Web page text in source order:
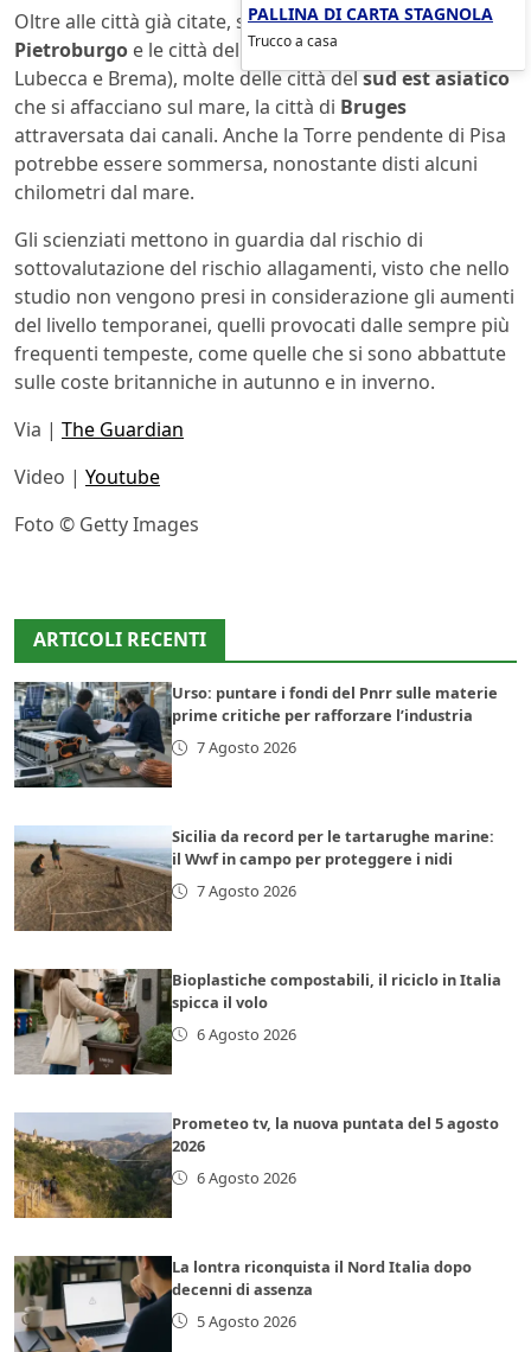
Oltre alle città già citate, sarebbero a rischio ancheSan
Pietroburgo e le città della Lega Anseatica (Amburgo,
Lubecca e Brema), molte delle città delsud est asiatico
che si affacciano sul mare, la città di Bruges
attraversata dai canali. Anche la Torre pendente di Pisa
potrebbe essere sommersa, nonostante disti alcuni
chilometri dal mare.
Gli scienziati mettono in guardia dal rischio di
sottovalutazione del rischio allagamenti, visto che nello
studio non vengono presi in considerazione gli aumenti
del livello temporanei, quelli provocati dalle sempre più
frequenti tempeste, come quelle che si sono abbattute
sulle coste britanniche in autunno e in inverno.
Via | The Guardian
Video | Youtube
Foto © Getty Images
ARTICOLI RECENTI
Urso: puntare i fondi del Pnrr sulle materie
prime critiche per rafforzare l’industria
7 Agosto 2026
Sicilia da record per le tartarughe marine:
il Wwf in campo per proteggere i nidi
7 Agosto 2026
Bioplastiche compostabili, il riciclo in Italia
spicca il volo
6 Agosto 2026
Prometeo tv, la nuova puntata del 5 agosto
2026
6 Agosto 2026
La lontra riconquista il Nord Italia dopo
decenni di assenza
5 Agosto 2026
PALLINA DI CARTA STAGNOLA
Trucco a casa